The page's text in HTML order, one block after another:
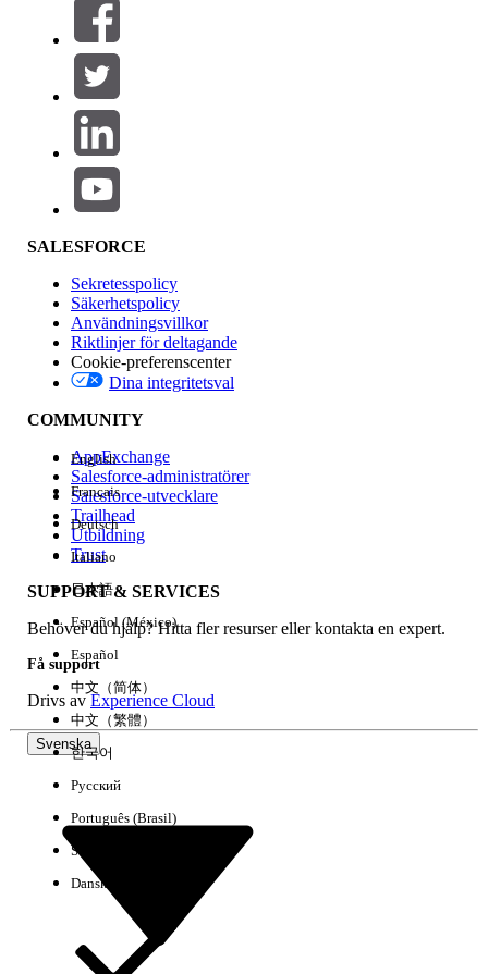
Filter (0)
VÄLJ FILTER
Produktområde
Funktionspåverkan
Version
Händelse
Rensa alla Klart
SALESFORCE
Sekretesspolicy
Säkerhetspolicy
Användningsvillkor
Riktlinjer för deltagande
Cookie-preferenscenter
Dina integritetsval
COMMUNITY
AppExchange
Salesforce-administratörer
Salesforce-utvecklare
Trailhead
Utbildning
Trust
SUPPORT & SERVICES
Behöver du hjälp? Hitta fler resurser eller kontakta en expert.
Få support
Drivs avExperience Cloud
Svenska
English
Français
Deutsch
Italiano
日本語
Español (México)
Español
中文（简体）
中文（繁體）
한국어
Русский
Português (Brasil)
Suomi
Dansk